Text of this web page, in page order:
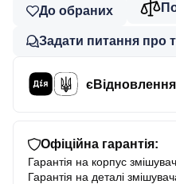
До обраних
Задати питання про
єВідновлення
Офіційна гарантія:
Гарантія на корпус
Гарантія на деталі